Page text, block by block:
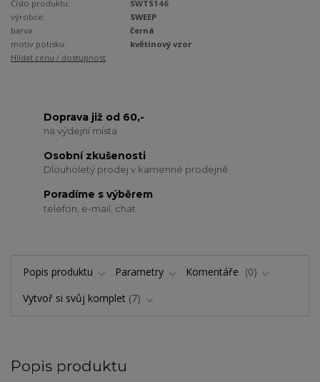
Číslo produktu:
SWTS146
výrobce:
SWEEP
barva:
černá
motiv potisku:
květinový vzor
Hlídat cenu / dostupnost
Doprava již od 60,-
na výdejní místa
Osobní zkušenosti
Dlouholetý prodej v kamenné prodejně
Poradíme s výběrem
telefon, e-mail, chat
Popis produktu Parametry Komentáře
0
Vytvoř si svůj komplet 7
Popis produktu